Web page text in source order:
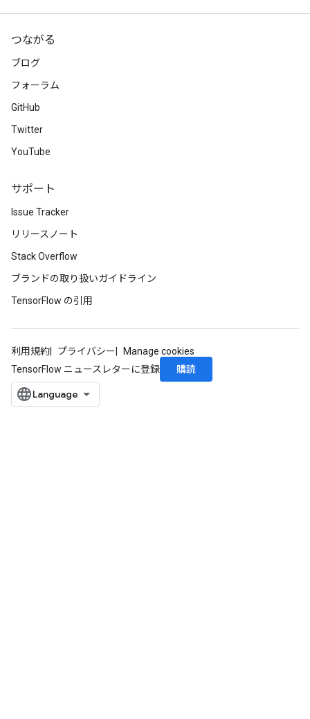
つながる
ブログ
フォーラム
GitHub
Twitter
YouTube
サポート
Issue Tracker
リリースノート
Stack Overflow
ブランドの取り扱いガイドライン
TensorFlow の引用
利用規約 プライバシー
Manage cookies
TensorFlow ニュースレターに登録
購読